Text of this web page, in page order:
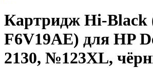
Картридж Hi-Black
F6V19AE) для HP
2130, №123XL,